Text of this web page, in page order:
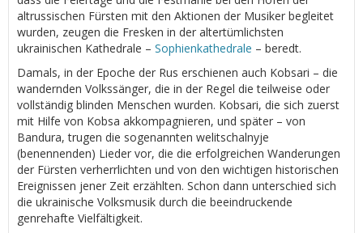
altrussischen Fürsten mit den Aktionen der Musiker begleitet
wurden, zeugen die Fresken in der altertümlichsten
ukrainischen Kathedrale – Sophienkathedrale – beredt.
Damals, in der Epoche der Rus erschienen auch Kobsari – die
wandernden Volkssänger, die in der Regel die teilweise oder
vollständig blinden Menschen wurden. Kobsari, die sich zuerst
mit Hilfe von Kobsa akkompagnieren, und später – von
Bandura, trugen die sogenannten welitschalnyje
(benennenden) Lieder vor, die die erfolgreichen Wanderungen
der Fürsten verherrlichten und von den wichtigen historischen
Ereignissen jener Zeit erzählten. Schon dann unterschied sich
die ukrainische Volksmusik durch die beeindruckende
genrehafte Vielfältigkeit.